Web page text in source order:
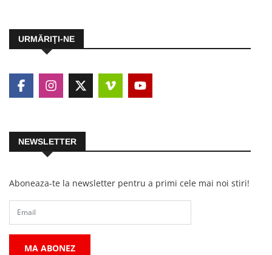
URMĂRIŢI-NE
NEWSLETTER
Aboneaza-te la newsletter pentru a primi cele mai noi stiri!
MA ABONEZ